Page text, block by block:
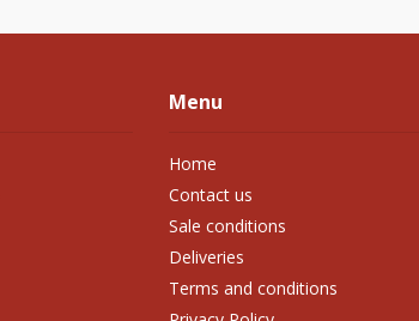
Menu
Home
Contact us
Sale conditions
Deliveries
Terms and conditions